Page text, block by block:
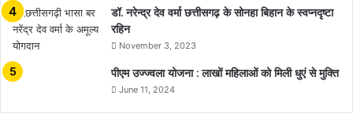
डॉ. नरेन्द्र देव वर्मा छत्तीसगढ़ के सोनहा बिहान के स्वप्नदृष्टा
रहिन
November 3, 2023
पीएम उज्ज्वला योजना : लाखों महिलाओं को मिली धुएं से मुक्ति
June 11, 2024